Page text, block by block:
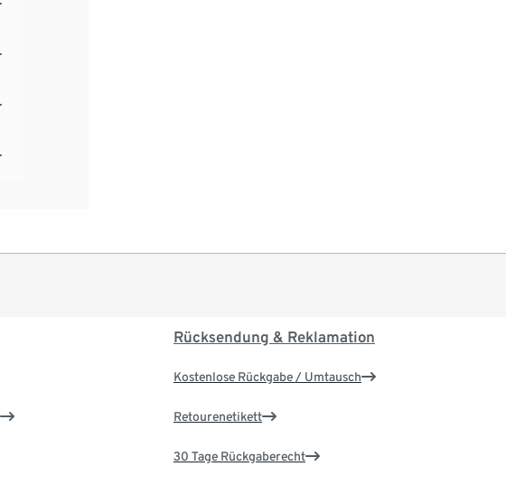
Rücksendung & Reklamation
Kostenlose Rückgabe / Umtausch
Retourenetikett
30 Tage Rückgaberecht